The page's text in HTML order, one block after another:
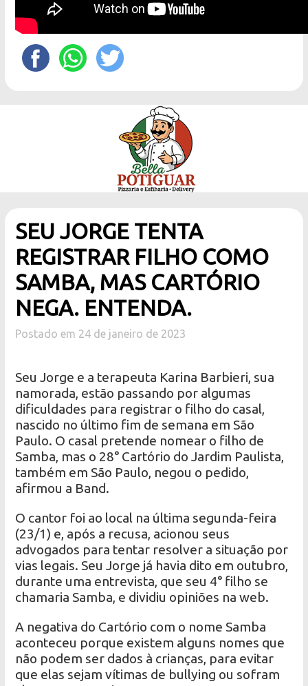
SEU JORGE TENTA
REGISTRAR FILHO COMO
SAMBA, MAS CARTÓRIO
NEGA. ENTENDA.
Postado em 24 de janeiro de 2023
Seu Jorge e a terapeuta Karina Barbieri, sua
namorada, estão passando por algumas
dificuldades para registrar o filho do casal,
nascido no último fim de semana em São
Paulo. O casal pretende nomear o filho de
Samba, mas o 28° Cartório do Jardim Paulista,
também em São Paulo, negou o pedido,
afirmou a Band.
O cantor foi ao local na última segunda-feira
(23/1) e, após a recusa, acionou seus
advogados para tentar resolver a situação por
vias legais. Seu Jorge já havia dito em outubro,
durante uma entrevista, que seu 4° filho se
chamaria Samba, e dividiu opiniões na web.
A negativa do Cartório com o nome Samba
aconteceu porque existem alguns nomes que
não podem ser dados à crianças, para evitar
que elas sejam vítimas de bullying ou sofram